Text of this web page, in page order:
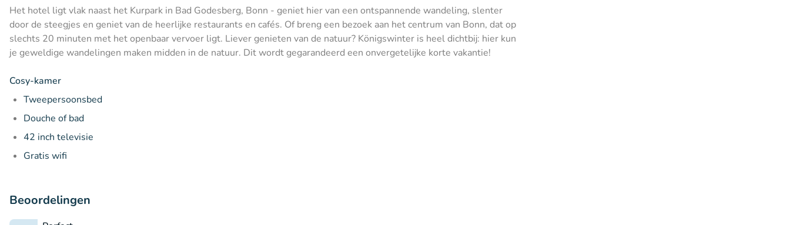
Het hotel ligt vlak naast het Kurpark in Bad Godesberg, Bonn - geniet hier van een ontspannende wandeling, slenter
door de steegjes en geniet van de heerlijke restaurants en cafés. Of breng een bezoek aan het centrum van Bonn, dat op
slechts 20 minuten met het openbaar vervoer ligt. Liever genieten van de natuur? Königswinter is heel dichtbij: hier kun
je geweldige wandelingen maken midden in de natuur. Dit wordt gegarandeerd een onvergetelijke korte vakantie!
Cosy-kamer
Tweepersoonsbed
Douche of bad
42 inch televisie
Gratis wifi
Beoordelingen